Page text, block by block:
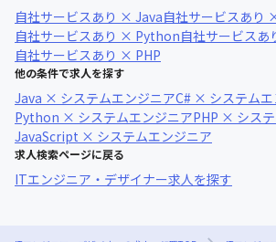
自社サービスあり × Java自社サービスあり
自社サービスあり × Python自社サービス
自社サービスあり × PHP
他の条件で求人を探す
Java × システムエンジニアC# × システムエ
Python × システムエンジニアPHP × シス
JavaScript × システムエンジニア
求人検索ページに戻る
ITエンジニア・デザイナー求人を探す